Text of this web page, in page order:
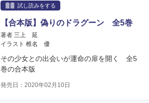
試し読みをする
【合本版】偽りのドラグーン 全5巻
著者 三上 延
イラスト 椎名 優
その少女との出会いが運命の扉を開く 全5
巻の合本版
発売日：2020年02月10日